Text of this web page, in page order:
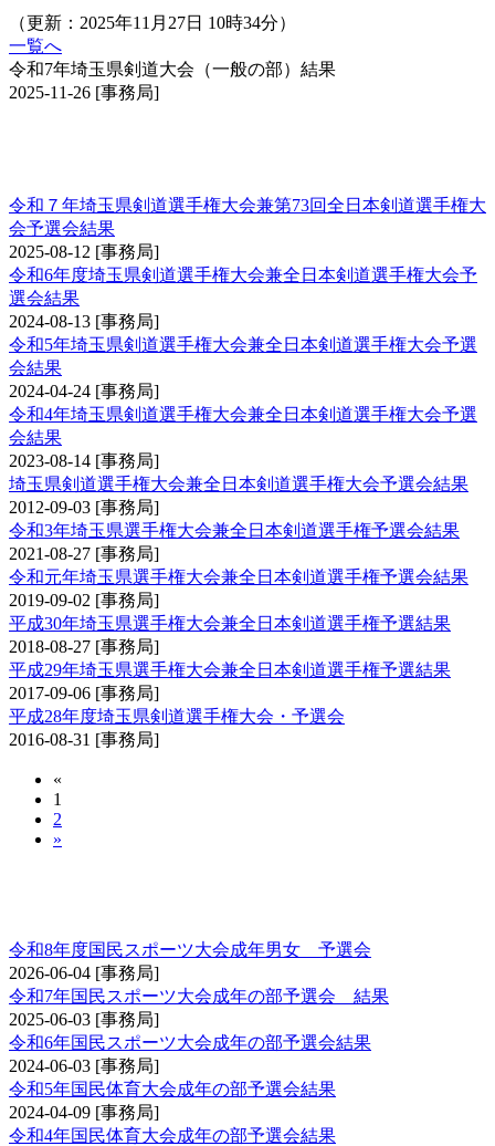
（更新：2025年11月27日 10時34分）
一覧へ
令和7年埼玉県剣道大会（一般の部）結果
2025-11-26 [事務局]
令和７年埼玉県剣道選手権大会兼第73回全日本剣道選手権大
会予選会結果
2025-08-12 [事務局]
令和6年度埼玉県剣道選手権大会兼全日本剣道選手権大会予
選会結果
2024-08-13 [事務局]
令和5年埼玉県剣道選手権大会兼全日本剣道選手権大会予選
会結果
2024-04-24 [事務局]
令和4年埼玉県剣道選手権大会兼全日本剣道選手権大会予選
会結果
2023-08-14 [事務局]
埼玉県剣道選手権大会兼全日本剣道選手権大会予選会結果
2012-09-03 [事務局]
令和3年埼玉県選手権大会兼全日本剣道選手権予選会結果
2021-08-27 [事務局]
令和元年埼玉県選手権大会兼全日本剣道選手権予選会結果
2019-09-02 [事務局]
平成30年埼玉県選手権大会兼全日本剣道選手権予選結果
2018-08-27 [事務局]
平成29年埼玉県選手権大会兼全日本剣道選手権予選結果
2017-09-06 [事務局]
平成28年度埼玉県剣道選手権大会・予選会
2016-08-31 [事務局]
«
1
2
»
令和8年度国民スポーツ大会成年男女 予選会
2026-06-04 [事務局]
令和7年国民スポーツ大会成年の部予選会 結果
2025-06-03 [事務局]
令和6年国民スポーツ大会成年の部予選会結果
2024-06-03 [事務局]
令和5年国民体育大会成年の部予選会結果
2024-04-09 [事務局]
令和4年国民体育大会成年の部予選会結果